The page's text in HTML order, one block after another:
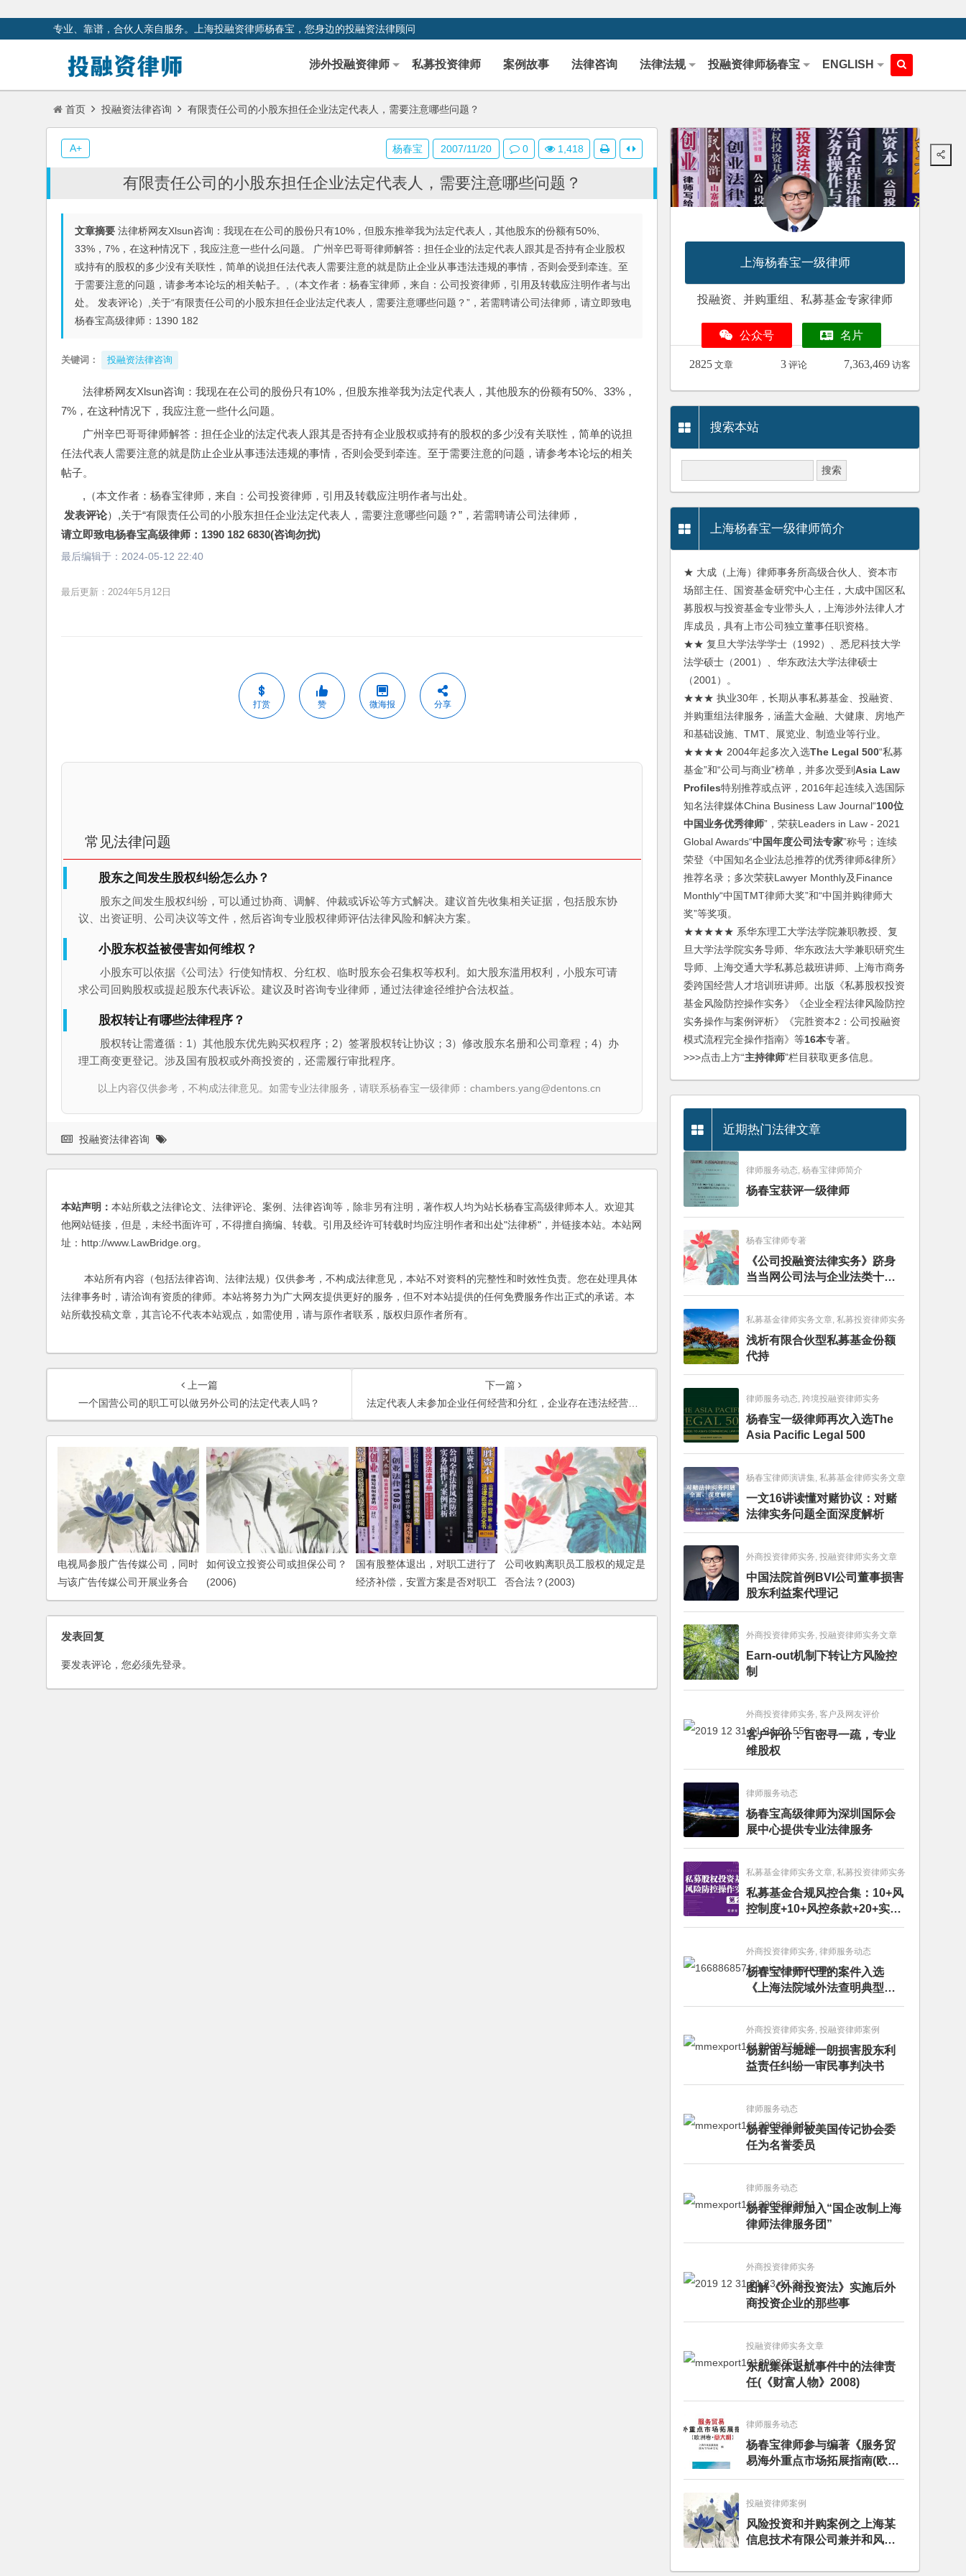
专业、靠谱，合伙人亲自服务。上海投融资律师杨春宝，您身边的投融资法律顾问
涉外投融资律师 私募投资律师 案例故事 法律咨询 法律法规 投融资律师杨春宝 ENGLISH
首页 投融资法律咨询 有限责任公司的小股东担任企业法定代表人，需要注意哪些问题？
有限责任公司的小股东担任企业法定代表人，需要注意哪些问题？
文章摘要 法律桥网友Xlsun咨询：我现在在公司的股份只有10%，但股东推举我为法定代表人，其他股东的份额有50%、
33%，7%，在这种情况下，我应注意一些什么问题。 广州辛巴哥哥律师解答：担任企业的法定代表人跟其是否持有企业股权
或持有的股权的多少没有关联性，简单的说担任法代表人需要注意的就是防止企业从事违法违规的事情，否则会受到牵连。至
于需要注意的问题，请参考本论坛的相关帖子。,（本文作者：杨春宝律师，来自：公司投资律师，引用及转载应注明作者与出
处。 发表评论）,关于“有限责任公司的小股东担任企业法定代表人，需要注意哪些问题？”，若需聘请公司法律师，请立即致电
杨春宝高级律师：1390 182
关键词： 投融资法律咨询
法律桥网友Xlsun咨询：我现在在公司的股份只有10%，但股东推举我为法定代表人，其他股东的份额有50%、33%，
7%，在这种情况下，我应注意一些什么问题。
广州辛巴哥哥律师解答：担任企业的法定代表人跟其是否持有企业股权或持有的股权的多少没有关联性，简单的说担
任法代表人需要注意的就是防止企业从事违法违规的事情，否则会受到牵连。至于需要注意的问题，请参考本论坛的相关
帖子。
,（本文作者：杨春宝律师，来自：公司投资律师，引用及转载应注明作者与出处。
发表评论）,关于“有限责任公司的小股东担任企业法定代表人，需要注意哪些问题？”，若需聘请公司法律师，
请立即致电杨春宝高级律师：1390 182 6830(咨询勿扰)
最后编辑于： 2024-05-12 22:40
最后更新：2024年5月12日
打赏 赞 微海报 分享
常见法律问题
股东之间发生股权纠纷怎么办？
股东之间发生股权纠纷，可以通过协商、调解、仲裁或诉讼等方式解决。建议首先收集相关证据，包括股东协
议、出资证明、公司决议等文件，然后咨询专业股权律师评估法律风险和解决方案。
小股东权益被侵害如何维权？
小股东可以依据《公司法》行使知情权、分红权、临时股东会召集权等权利。如大股东滥用权利，小股东可请
求公司回购股权或提起股东代表诉讼。建议及时咨询专业律师，通过法律途径维护合法权益。
股权转让有哪些法律程序？
股权转让需遵循：1）其他股东优先购买权程序；2）签署股权转让协议；3）修改股东名册和公司章程；4）办
理工商变更登记。涉及国有股权或外商投资的，还需履行审批程序。
以上内容仅供参考，不构成法律意见。如需专业法律服务，请联系杨春宝一级律师：chambers.yang@dentons.cn
杨春宝 2007/11/20 0 1,418
A+
投融资法律咨询
本站声明： 本站所载之法律论文、法律评论、案例、法律咨询等，除非另有注明，著作权人均为站长杨春宝高级律师本人。欢迎其
他网站链接，但是，未经书面许可，不得擅自摘编、转载。引用及经许可转载时均应注明作者和出处"法律桥"，并链接本站。本站网
址：http://www.LawBridge.org。
本站所有内容（包括法律咨询、法律法规）仅供参考，不构成法律意见，本站不对资料的完整性和时效性负责。您在处理具体
法律事务时，请洽询有资质的律师。本站将努力为广大网友提供更好的服务，但不对本站提供的任何免费服务作出正式的承诺。本
站所载投稿文章，其言论不代表本站观点，如需使用，请与原作者联系，版权归原作者所有。
上一篇
一个国营公司的职工可以做另外公司的法定代表人吗？
下一篇
法定代表人未参加企业任何经营和分红，企业存在违法经营，法人代表须承担责任吗？
电视局参股广告传媒公司，同时
与该广告传媒公司开展业务合
作，如何签订合同？
如何设立投资公司或担保公司？
(2006)
国有股整体退出，对职工进行了
经济补偿，安置方案是否对职工
的劳动关系也应当进行处理？
公司收购离职员工股权的规定是
否合法？(2003)
发表回复
要发表评论，您必须先登录。
上海杨春宝一级律师
投融资、并购重组、私募基金专家律师
公众号 名片
2825 文章 3 评论 7,363,469 访客
搜索本站
上海杨春宝一级律师简介
★ 大成（上海）律师事务所高级合伙人、资本市
场部主任、国资基金研究中心主任，大成中国区私
募股权与投资基金专业带头人，上海涉外法律人才
库成员，具有上市公司独立董事任职资格。
★★ 复旦大学法学学士（1992）、悉尼科技大学
法学硕士（2001）、华东政法大学法律硕士
（2001）。
★★★ 执业30年，长期从事私募基金、投融资、
并购重组法律服务，涵盖大金融、大健康、房地产
和基础设施、TMT、展览业、制造业等行业。
★★★★ 2004年起多次入选The Legal 500“私募
基金”和“公司与商业”榜单，并多次受到Asia Law
Profiles特别推荐或点评，2016年起连续入选国际
知名法律媒体China Business Law Journal“100位
中国业务优秀律师”，荣获Leaders in Law - 2021
Global Awards“中国年度公司法专家”称号；连续
荣登《中国知名企业法总推荐的优秀律师&律所》
推荐名录；多次荣获Lawyer Monthly及Finance
Monthly“中国TMT律师大奖”和“中国并购律师大
奖”等奖项。
★★★★★ 系华东理工大学法学院兼职教授、复
旦大学法学院实务导师、华东政法大学兼职研究生
导师、上海交通大学私募总裁班讲师、上海市商务
委跨国经营人才培训班讲师。出版《私募股权投资
基金风险防控操作实务》《企业全程法律风险防控
实务操作与案例评析》《完胜资本2：公司投融资
模式流程完全操作指南》等16本专著。
>>>点击上方“主持律师”栏目获取更多信息。
近期热门法律文章
律师服务动态, 杨春宝律师简介
杨春宝获评一级律师
杨春宝律师专著
《公司投融资法律实务》跻身
当当网公司法与企业法类十大
畅销图书榜
私募基金律师实务文章, 私募投资律师实务
浅析有限合伙型私募基金份额
代持
律师服务动态, 跨境投融资律师实务
杨春宝一级律师再次入选The
Asia Pacific Legal 500
杨春宝律师演讲集, 私募基金律师实务文章
一文16讲读懂对赌协议：对赌
法律实务问题全面深度解析
外商投资律师实务, 投融资律师实务文章
中国法院首例BVI公司董事损害
股东利益案代理记
外商投资律师实务, 投融资律师实务文章
Earn-out机制下转让方风险控
制
外商投资律师实务, 客户及网友评价
客户评价：百密寻一疏，专业
维股权
律师服务动态
杨春宝高级律师为深圳国际会
展中心提供专业法律服务
私募基金律师实务文章, 私募投资律师实务
私募基金合规风控合集：10+风
控制度+10+风控条款+20+实务
文章+每月动态
外商投资律师实务, 律师服务动态
杨春宝律师代理的案件入选
《上海法院域外法查明典型案
例》
外商投资律师实务, 投融资律师案例
杨新宙与堀雄一朗损害股东利
益责任纠纷一审民事判决书
律师服务动态
杨春宝律师被美国传记协会委
任为名誉委员
律师服务动态
杨春宝律师加入“国企改制上海
律师法律服务团”
外商投资律师实务
图解《外商投资法》实施后外
商投资企业的那些事
投融资律师实务文章
东航集体返航事件中的法律责
任(《财富人物》2008)
律师服务动态
杨春宝律师参与编著《服务贸
易海外重点市场拓展指南(欧洲
卷·意大利)》
投融资律师案例
风险投资和并购案例之上海某
信息技术有限公司兼并和风险